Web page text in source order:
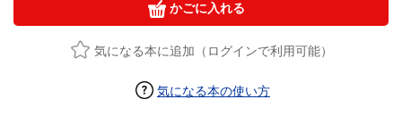
かごに入れる
気になる本に追加（ログインで利用可能）
気になる本の使い方